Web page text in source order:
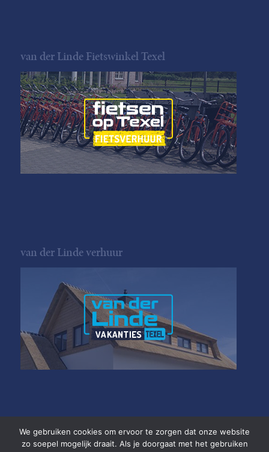
van der Linde Fietswinkel Texel
van der Linde verhuur
We gebruiken cookies om ervoor te zorgen dat onze website
zo soepel mogelijk draait. Als je doorgaat met het gebruiken